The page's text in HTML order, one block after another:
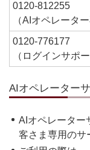
0120-812255
（AIオペレータ
0120-776177
（ログインサポ
AIオペレーター
AIオペレーター
客さま専用のサ